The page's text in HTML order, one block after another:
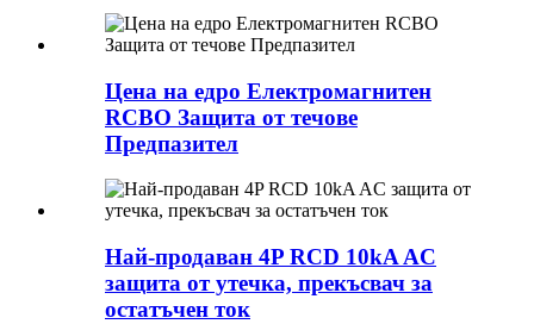
Цена на едро Електромагнитен
RCBO Защита от течове
Предпазител
Най-продаван 4P RCD 10kA AC
защита от утечка, прекъсвач за
остатъчен ток